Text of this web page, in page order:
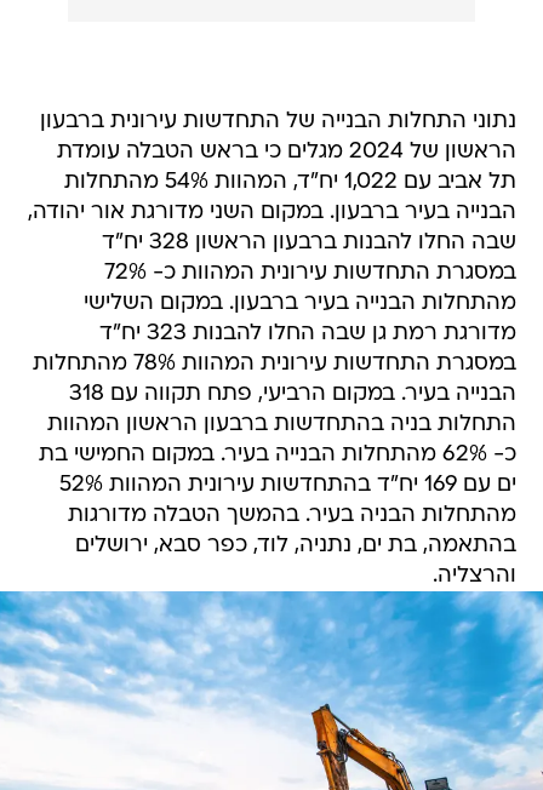
נתוני התחלות הבנייה של התחדשות עירונית ברבעון
הראשון של 2024 מגלים כי בראש הטבלה עומדת
תל אביב עם 1,022 יח"ד, המהוות 54% מהתחלות
הבנייה בעיר ברבעון. במקום השני מדורגת אור יהודה,
שבה החלו להבנות ברבעון הראשון 328 יח"ד
במסגרת התחדשות עירונית המהוות כ- 72%
מהתחלות הבנייה בעיר ברבעון. במקום השלישי
מדורגת רמת גן שבה החלו להבנות 323 יח"ד
במסגרת התחדשות עירונית המהוות 78% מהתחלות
הבנייה בעיר. במקום הרביעי, פתח תקווה עם 318
התחלות בניה בהתחדשות ברבעון הראשון המהוות
כ- 62% מהתחלות הבנייה בעיר. במקום החמישי בת
ים עם 169 יח"ד בהתחדשות עירונית המהוות 52%
מהתחלות הבניה בעיר. בהמשך הטבלה מדורגות
בהתאמה, בת ים, נתניה, לוד, כפר סבא, ירושלים
והרצליה.